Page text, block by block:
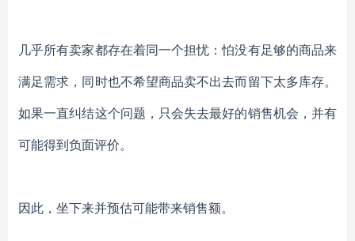
几乎所有卖家都存在着同一个担忧：怕没有足够的商品来
满足需求，同时也不希望商品卖不出去而留下太多库存。
如果一直纠结这个问题，只会失去最好的销售机会，并有
可能得到负面评价。
因此，坐下来并预估可能带来销售额。